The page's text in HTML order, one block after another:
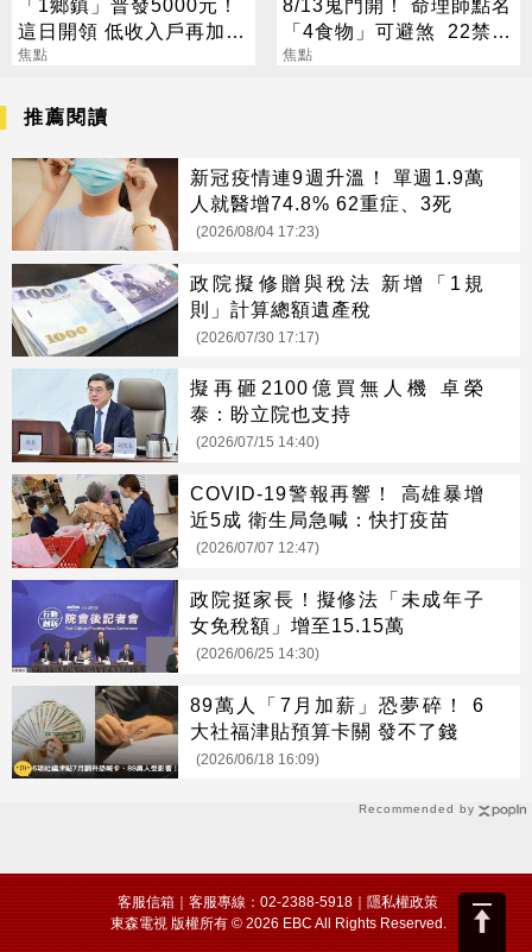
「1鄉鎮」普發5000元！
這日開領 低收入戶再加碼
2000元
焦點
8/13鬼門開！ 命理師點名
「4食物」可避煞 22禁忌
一次看
焦點
Recommended by
推薦閱讀
新冠疫情連9週升溫！ 單週1.9萬
人就醫增74.8% 62重症、3死
(2026/08/04 17:23)
政院擬修贈與稅法 新增「1規
則」計算總額遺產稅
(2026/07/30 17:17)
擬再砸2100億買無人機 卓榮
泰：盼立院也支持
(2026/07/15 14:40)
COVID-19警報再響！ 高雄暴增
近5成 衛生局急喊：快打疫苗
(2026/07/07 12:47)
政院挺家長！擬修法「未成年子
女免稅額」增至15.15萬
(2026/06/25 14:30)
89萬人「7月加薪」恐夢碎！ 6
大社福津貼預算卡關 發不了錢
(2026/06/18 16:09)
客服信箱｜客服專線：02-2388-5918｜隱私權政策
東森電視 版權所有 © 2026 EBC All Rights Reserved.